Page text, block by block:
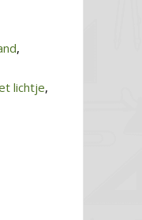
,
lichtje,